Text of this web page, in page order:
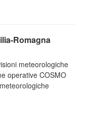
Romagna
meteorologiche
operative COSMO